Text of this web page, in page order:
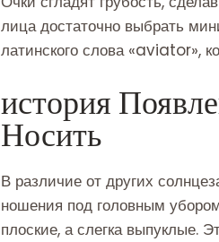
лица достаточно выбрать
латинского слова «aviator»,
история
Носить
В различие от других
ношения под головным
плоские, а слегка выпуклые.